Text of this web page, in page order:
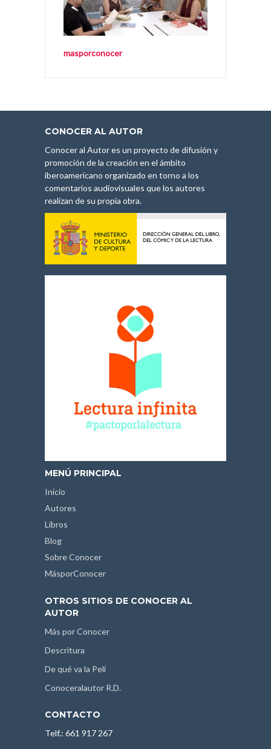
masporconocer
CONOCER AL AUTOR
Conocer al Autor es un proyecto de difusión y
promoción de la creación en el ámbito
iberoamericano organizado en torno a los
comentarios audiovisuales que los autores
realizan de su propia obra.
MENÚ PRINCIPAL
Inicio
Autores
Libros
Blog
Sobre Conocer
MásporConocer
OTROS SITIOS DE CONOCER AL
AUTOR
Más por Conocer
Descritura
De qué va la Peli
Conoceralautor R.D.
CONTACTO
Telf.: 661 917 267